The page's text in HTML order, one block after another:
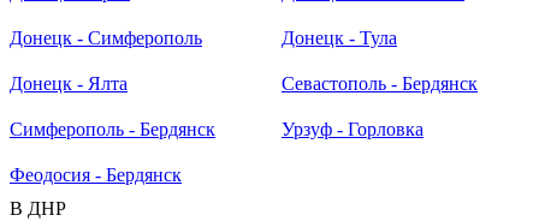
Донецк - Симферополь Донецк - Тула
Донецк - Ялта Севастополь - Бердянск
Симферополь - Бердянск Урзуф - Горловка
Феодосия - Бердянск
В ДНР